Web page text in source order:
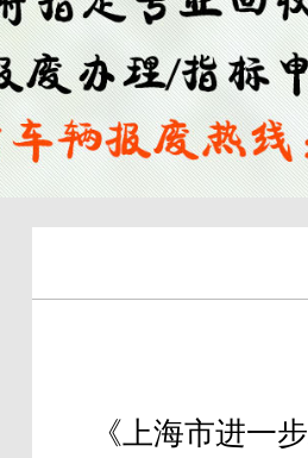
《上海市进一